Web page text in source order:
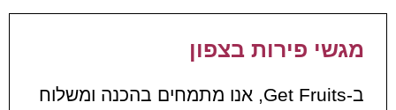
מגשי פירות בצפון
ב-Get Fruits, אנו מתמחים בהכנה ומשלוח